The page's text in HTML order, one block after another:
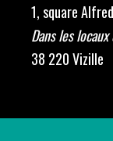
1, square
Dans les
38 220 Vizille